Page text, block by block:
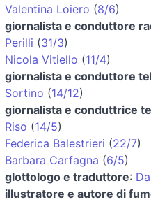
Valentina Loiero (8/6)
giornalista e conduttore
Perilli (31/3)
Nicola Vitiello (11/4)
giornalista e conduttore
Sortino (14/12)
giornalista e conduttrice
Riso (14/5)
Federica Balestrieri (22/7)
Barbara Carfagna (6/5)
glottologo e traduttore:
illustratore e autore di